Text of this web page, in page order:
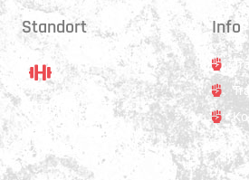
Standort
Standort
Hauptstrasse 31
3250 Lyss
Info